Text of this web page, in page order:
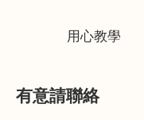
用心教學
有意請聯絡